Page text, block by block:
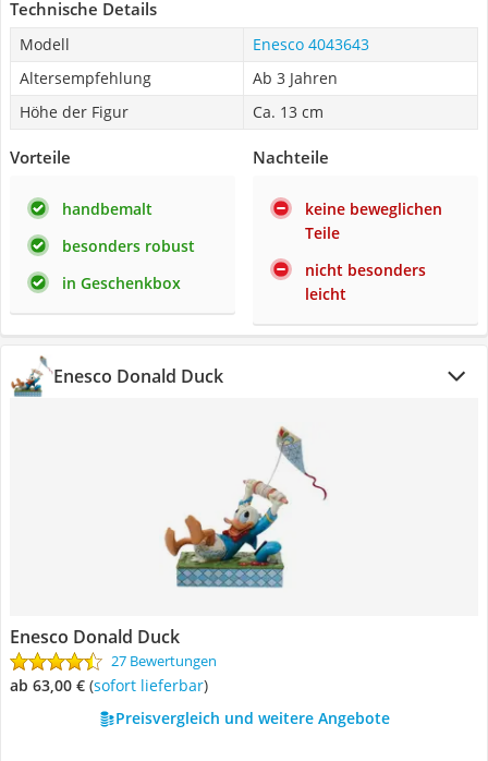
Technische Details
Modell
Enesco 4043643
Altersempfehlung
Ab 3 Jahren
Höhe der Figur
Ca. 13 cm
Vorteile
handbemalt
besonders robust
in Geschenkbox
Nachteile
keine beweglichen
Teile
nicht besonders
leicht
Enesco Donald Duck
Enesco Donald Duck
27 Bewertungen
ab 63,00 € ( Sofort lieferbar)
Preisvergleich und weitere Angebote